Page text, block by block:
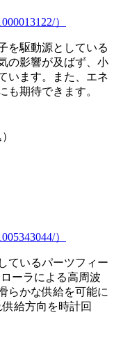
）
を駆動源としている
の影響が及ばず、小
います。また、エネ
も期待できます。
）
ているパーツフィー
ーラによる高周波
らかな供給を可能に
給方向を時計回